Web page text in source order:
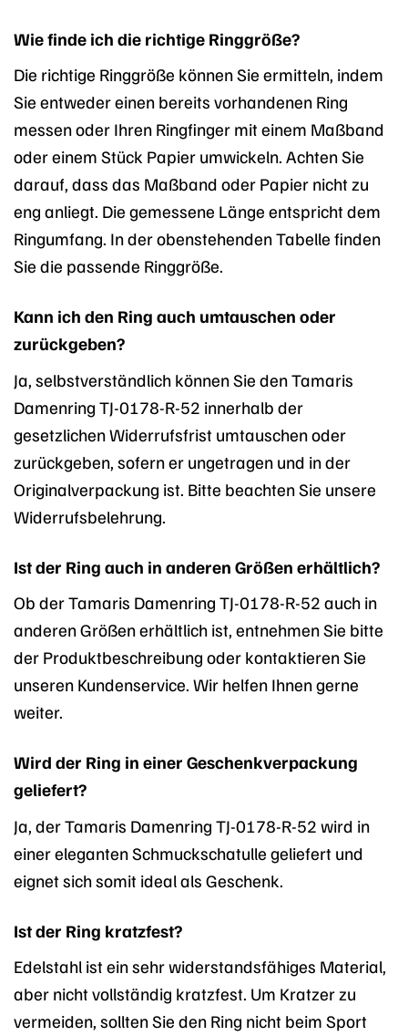
Wie finde ich die richtige Ringgröße?
Die richtige Ringgröße können Sie ermitteln, indem
Sie entweder einen bereits vorhandenen Ring
messen oder Ihren Ringfinger mit einem Maßband
oder einem Stück Papier umwickeln. Achten Sie
darauf, dass das Maßband oder Papier nicht zu
eng anliegt. Die gemessene Länge entspricht dem
Ringumfang. In der obenstehenden Tabelle finden
Sie die passende Ringgröße.
Kann ich den Ring auch umtauschen oder
zurückgeben?
Ja, selbstverständlich können Sie den Tamaris
Damenring TJ-0178-R-52 innerhalb der
gesetzlichen Widerrufsfrist umtauschen oder
zurückgeben, sofern er ungetragen und in der
Originalverpackung ist. Bitte beachten Sie unsere
Widerrufsbelehrung.
Ist der Ring auch in anderen Größen erhältlich?
Ob der Tamaris Damenring TJ-0178-R-52 auch in
anderen Größen erhältlich ist, entnehmen Sie bitte
der Produktbeschreibung oder kontaktieren Sie
unseren Kundenservice. Wir helfen Ihnen gerne
weiter.
Wird der Ring in einer Geschenkverpackung
geliefert?
Ja, der Tamaris Damenring TJ-0178-R-52 wird in
einer eleganten Schmuckschatulle geliefert und
eignet sich somit ideal als Geschenk.
Ist der Ring kratzfest?
Edelstahl ist ein sehr widerstandsfähiges Material,
aber nicht vollständig kratzfest. Um Kratzer zu
vermeiden, sollten Sie den Ring nicht beim Sport